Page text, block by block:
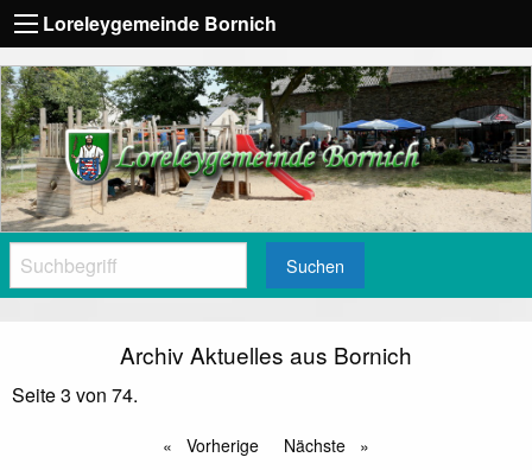
Loreleygemeinde Bornich
Suchen
Archiv Aktuelles aus Bornich
Seite 3 von 74.
Vorherige Nächste